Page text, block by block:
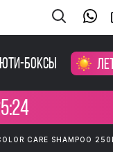
боксы
CARE SHAMPOO